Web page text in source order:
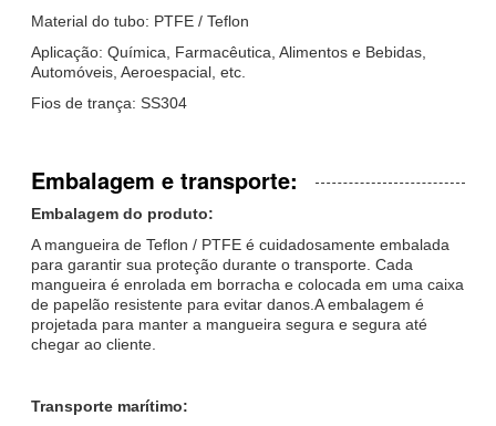
Material do tubo: PTFE / Teflon
Aplicação: Química, Farmacêutica, Alimentos e Bebidas,
Automóveis, Aeroespacial, etc.
Fios de trança: SS304
Embalagem e transporte:
Embalagem do produto:
A mangueira de Teflon / PTFE é cuidadosamente embalada
para garantir sua proteção durante o transporte. Cada
mangueira é enrolada em borracha e colocada em uma caixa
de papelão resistente para evitar danos.A embalagem é
projetada para manter a mangueira segura e segura até
chegar ao cliente.
Transporte marítimo: